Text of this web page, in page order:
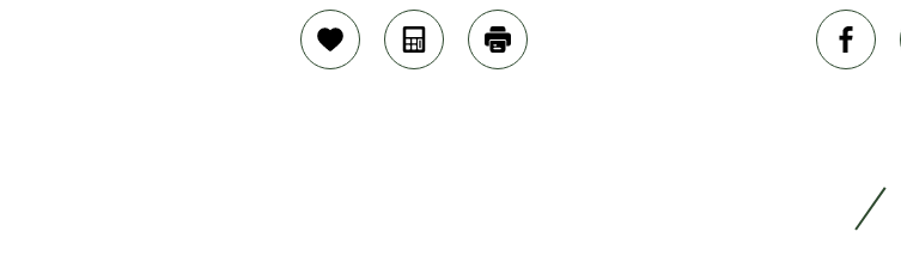
SélectionnerCalculatriceImprimer